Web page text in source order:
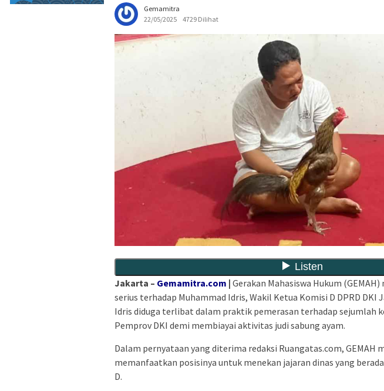
Gemamitra
22/05/2025
4729 Dilihat
Jakarta – Gemamitra.com | Gerakan Mahasiswa Hukum
serius terhadap Muhammad Idris, Wakil Ketua Komisi D DPRD DKI
Idris diduga terlibat dalam praktik pemerasan terhadap sejumlah
Pemprov DKI demi membiayai aktivitas judi sabung ayam.
Dalam pernyataan yang diterima redaksi Ruangatas.com, GEMAH
memanfaatkan posisinya untuk menekan jajaran dinas yang
D.